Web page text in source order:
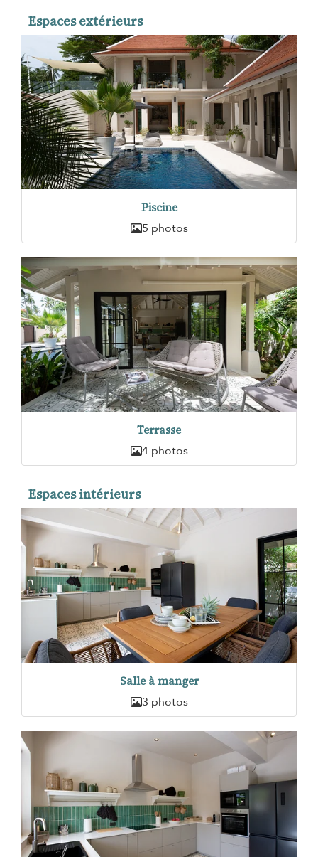
Espaces extérieurs
Piscine
5 photos
Terrasse
4 photos
Espaces intérieurs
Salle à manger
3 photos